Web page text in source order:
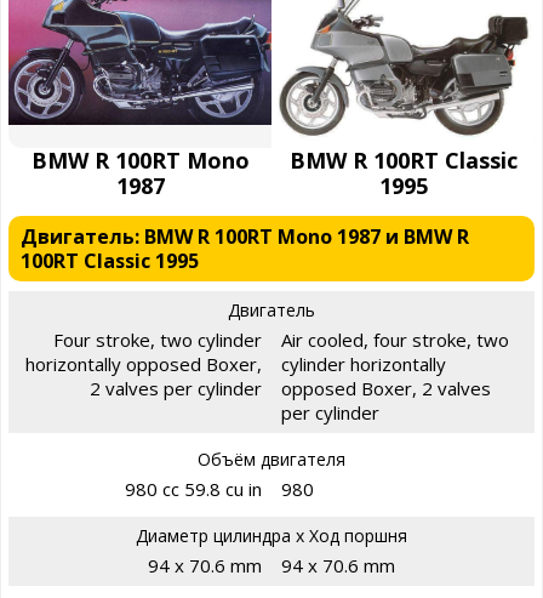
BMW R 100RT Mono
1987
BMW R 100RT Classic
1995
Двигатель: BMW R 100RT Mono 1987 и BMW R
100RT Classic 1995
Двигатель
Four stroke, two cylinder
horizontally opposed Boxer,
2 valves per cylinder
Air cooled, four stroke, two
cylinder horizontally
opposed Boxer, 2 valves
per cylinder
Объём двигателя
980 cc 59.8 cu in 980
Диаметр цилиндра х Ход поршня
94 x 70.6 mm 94 x 70.6 mm